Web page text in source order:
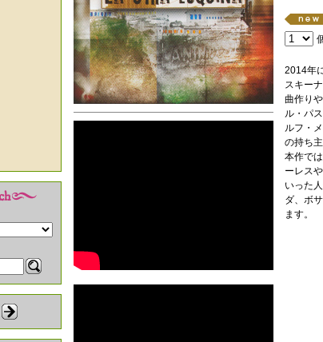
2014年
スキー
曲作り
ル・パ
ルフ・
の持ち主
本作で
ーレス
いった
ダ、ボ
ます。